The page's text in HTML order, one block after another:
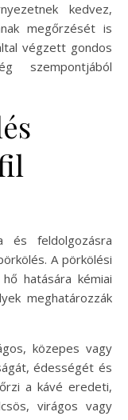
kedvez,
megőrzését is
végzett gondos
szempontjából
és feldolgozásra
A pörkölési
hatására kémiai
meghatározzák
közepes vagy
édességét és
a kávé eredeti,
virágos vagy